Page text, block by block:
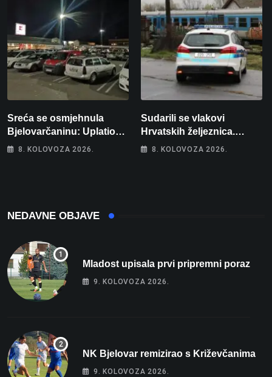
Sreća se osmjehnula
Bjelovarčaninu: Uplatio
samo 4 eura, a osvojio
8. KOLOVOZA 2026.
Sudarili se vlakovi
Hrvatskih željeznica.
Šestero osoba teško
8. KOLOVOZA 2026.
NEDAVNE OBJAVE
Mladost upisala prvi pripremni poraz
9. KOLOVOZA 2026.
NK Bjelovar remizirao s Križevčanima
9. KOLOVOZA 2026.